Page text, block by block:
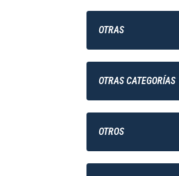
OTRAS
OTRAS CATEGORÍAS
OTROS